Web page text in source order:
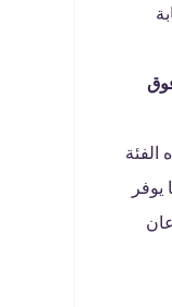
الفئة